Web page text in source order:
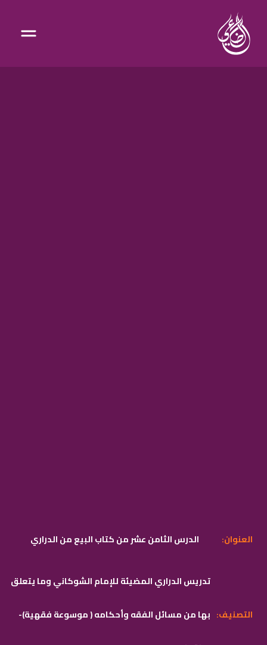
الدرس الثامن عشر من كتاب البيع من الدراري :العنوان
تدريس الدراري المضيئة للإمام الشوكاني وما يتعلق
بها من مسائل الفقه وأحكامه ( موسوعة فقهية)- :التصنيف